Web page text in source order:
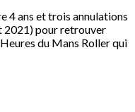
4 ans et trois annulations
2021) pour retrouver
du Mans Roller qui